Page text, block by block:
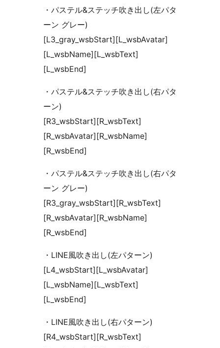
・パステル&ステッチ吹き出し(左パタ
ーン グレー)
[L3_gray_wsbStart][L_wsbAvatar]
[L_wsbName][L_wsbText]
[L_wsbEnd]
・パステル&ステッチ吹き出し(右パタ
ーン)
[R3_wsbStart][R_wsbText]
[R_wsbAvatar][R_wsbName]
[R_wsbEnd]
・パステル&ステッチ吹き出し(右パタ
ーン グレー)
[R3_gray_wsbStart][R_wsbText]
[R_wsbAvatar][R_wsbName]
[R_wsbEnd]
・LINE風吹き出し(左パターン)
[L4_wsbStart][L_wsbAvatar]
[L_wsbName][L_wsbText]
[L_wsbEnd]
・LINE風吹き出し(右パターン)
[R4_wsbStart][R_wsbText]